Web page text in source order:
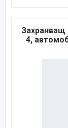
Захранващ
4,